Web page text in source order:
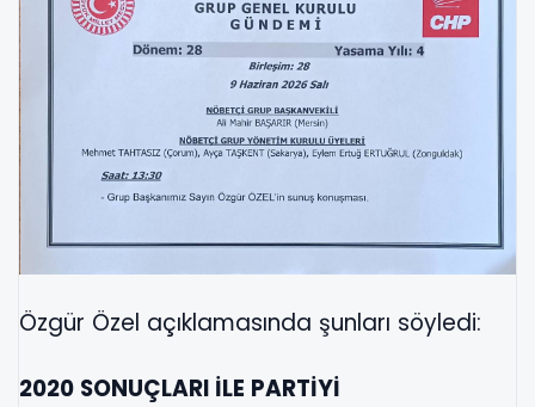
Özgür Özel açıklamasında şunları söyledi:
2020 SONUÇLARI İLE PARTİYİ